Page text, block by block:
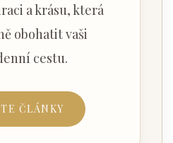
a krásu, která
obohatit vaši
cestu.
ČLÁNKY